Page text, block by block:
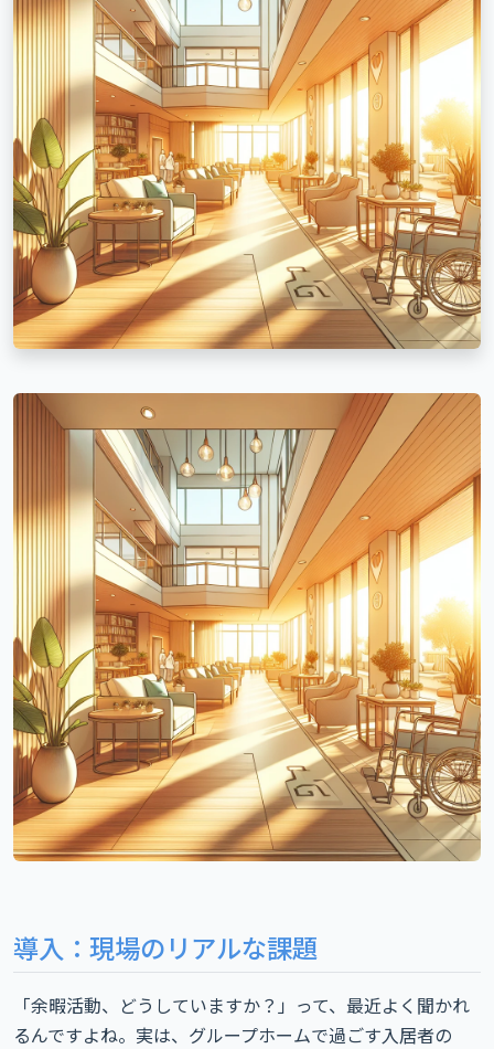
導入：現場のリアルな課題
「余暇活動、どうしていますか？」って、最近よく聞かれ
るんですよね。実は、グループホームで過ごす入居者の